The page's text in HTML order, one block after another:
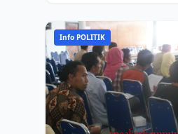
Info POLITIK